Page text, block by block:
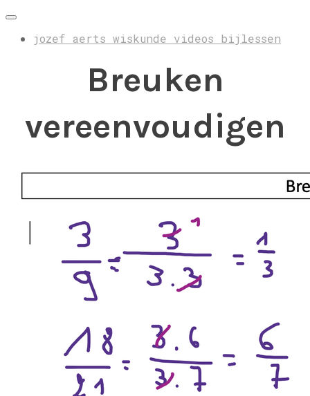
jozef aerts wiskunde videos bijlessen
Breuken
vereenvoudigen